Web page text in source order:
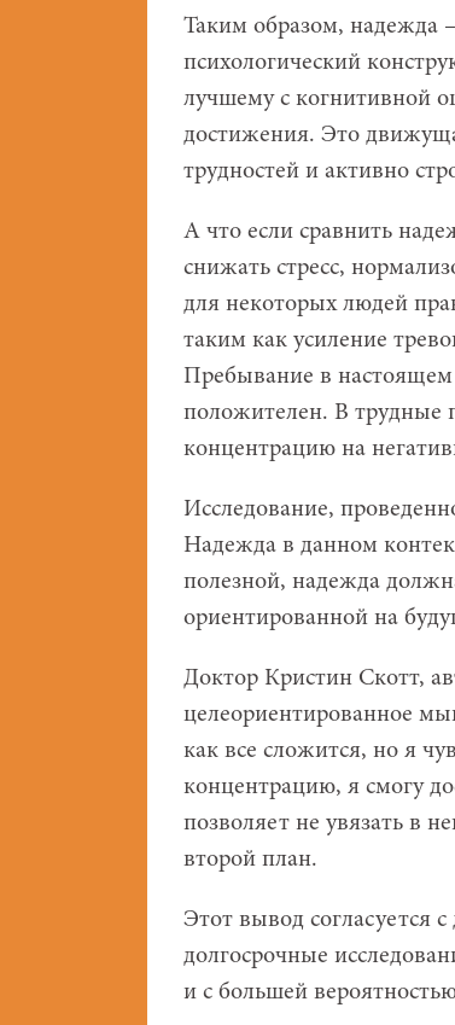
Таким образом, надежда
психологический
лучшему с когнитивной
достижения. Это
трудностей и активно
А что если сравнить
снижать стресс,
для некоторых людей
таким как усиление
Пребывание в настоящем
положителен. В трудные
концентрацию на
Исследование,
Надежда в данном
полезной, надежда
ориентированной на
Доктор Кристин Скотт,
целеориентированное
как все сложится, но я
концентрацию, я смогу
позволяет не увязать в
второй план.
Этот вывод согласуется
долгосрочные
и с большей